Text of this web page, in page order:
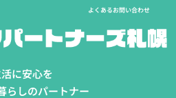
よくあるお問い合わせ
に安心を
らしのパートナー